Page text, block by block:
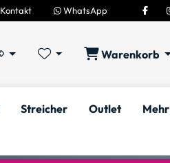
Kontakt WhatsApp
Warenkorb
Streicher Outlet Mehr